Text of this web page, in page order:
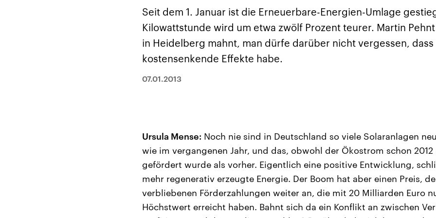
Sachsen-Anhalt wählt
am 6. September 2026
einen neuen Landtag.
Seit 2021 wird das
Bundesland von einer
Koalition aus CDU, SPD
und FDP regiert.-
Umfragen, Prognosen,
aktuelle Berichte und
Hintergründe
Wirtschaftlich und
militärisch gehören die
Vereinigten Staaten zu
den mächtigsten
Ländern der Erde, mit
großem Einfluss auf das
aktuelle Weltgeschehen.
Der Überfall der
palästinensischen
Terrororganisation
Hamas im Oktober 2023
auf Israel hat in der
Region wieder die
Der Iran – seit der
Islamischen
1979 auch
Republik Iran – ist
von einem
Religionsführer
Seit dem 1. Januar ist die Erneuerbare-Energien-Umlage
Kilowattstunde wird um etwa zwölf Prozent teurer. Martin
in Heidelberg mahnt, man dürfe darüber nicht vergessen,
kostensenkende Effekte habe.
07.01.2013
Ursula Mense: Noch nie sind in Deutschland so viele Solaranlagen
wie im vergangenen Jahr, und das, obwohl der Ökostrom schon
gefördert wurde als vorher. Eigentlich eine positive Entwicklung,
mehr regenerativ erzeugte Energie. Der Boom hat aber einen Preis,
verbliebenen Förderzahlungen weiter an, die mit 20 Milliarden Euro
Höchstwert erreicht haben. Bahnt sich da ein Konflikt an zwischen